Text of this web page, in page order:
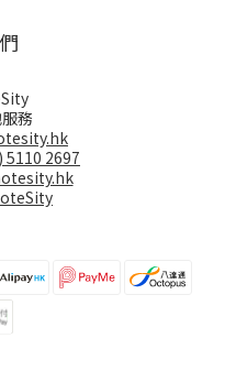
務
5110 2697